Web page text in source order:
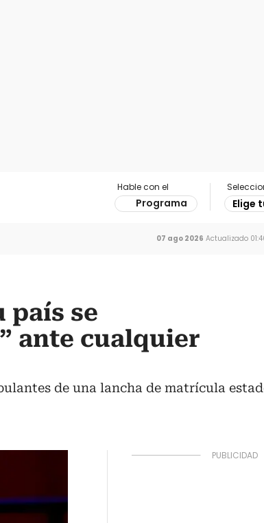
Hable con el
Programa Elige
07 ago 2026 Actualizado
país se
ante cualquier
de una lancha de matrícula